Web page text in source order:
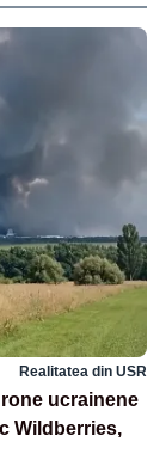
Realitatea din USR
ucrainene
Wildberries,